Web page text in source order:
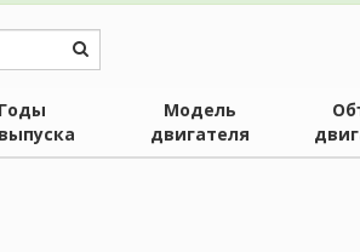
Годы
выпуска
Модель
двигателя